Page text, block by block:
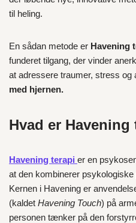
til heling.
En sådan metode er Havening
funderet tilgang, der vinder
at adressere traumer, stress og
med hjernen.
Hvad er Havening
Havening terapi er en
at den kombinerer
Kernen i Havening er
(kaldet Havening Touch) på
personen tænker på den